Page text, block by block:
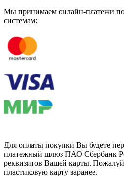
Мы принимаем онлайн-платежи
системам:
Для оплаты покупки Вы будете
платежный шлюз ПАО Сбербанк
реквизитов Вашей карты.
пластиковую карту заранее.